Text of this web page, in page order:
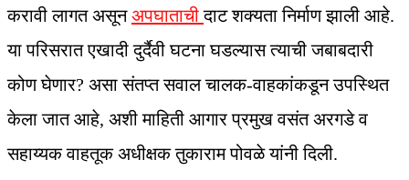
करावी लागत असूनअपघाताचीदाट शक्यता निर्माण झाली आहे.
या परिसरात एखादी दुर्दैवी घटना घडल्यास त्याची जबाबदारी
कोण घेणार? असा संतप्त सवाल चालक-वाहकांकडून उपस्थित
केला जात आहे, अशी माहिती आगार प्रमुख वसंत अरगडे व
सहाय्यक वाहतूक अधीक्षक तुकाराम पोवळे यांनी दिली.